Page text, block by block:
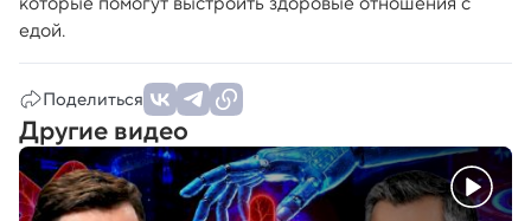
едой.
Поделиться
Другие видео